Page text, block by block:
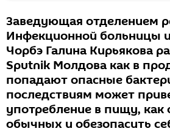
Заведующая отделением
Инфекционной больницы
Чорбэ Галина Кирьякова
Sputnik Молдова как в
попадают опасные
последствиям может
употребление в пищу, как
обычных и обезопасить